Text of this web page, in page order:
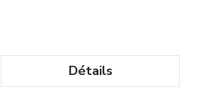
Détails